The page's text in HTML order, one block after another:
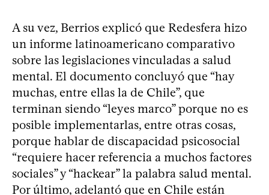
A su vez, Berrios explicó que Redesfera hizo
un informe latinoamericano comparativo
sobre las legislaciones vinculadas a salud
mental. El documento concluyó que “hay
muchas, entre ellas la de Chile”, que
terminan siendo “leyes marco” porque no es
posible implementarlas, entre otras cosas,
porque hablar de discapacidad psicosocial
“requiere hacer referencia a muchos factores
sociales” y “hackear” la palabra salud mental.
Por último, adelantó que en Chile están